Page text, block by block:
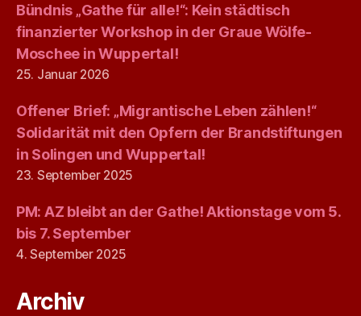
Bündnis „Gathe für alle!“: Kein städtisch
finanzierter Workshop in der Graue Wölfe-
Moschee in Wuppertal!
25. Januar 2026
Offener Brief: „Migrantische Leben zählen!“
Solidarität mit den Opfern der Brandstiftungen
in Solingen und Wuppertal!
23. September 2025
PM: AZ bleibt an der Gathe! Aktionstage vom 5.
bis 7. September
4. September 2025
Archiv